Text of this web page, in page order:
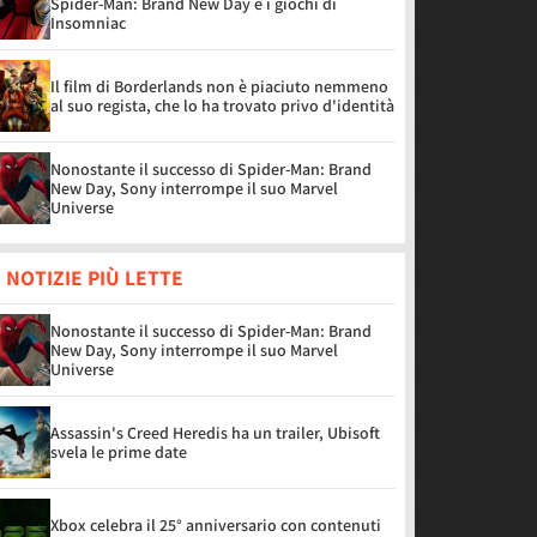
Insomniac
Il film di Borderlands non è piaciuto nemmeno
al suo regista, che lo ha trovato privo d'identità
Nonostante il successo di Spider-Man: Brand
New Day, Sony interrompe il suo Marvel
Universe
NOTIZIE PIÙ LETTE
Nonostante il successo di Spider-Man: Brand
New Day, Sony interrompe il suo Marvel
Universe
Assassin's Creed Heredis ha un trailer, Ubisoft
svela le prime date
Xbox celebra il 25° anniversario con contenuti